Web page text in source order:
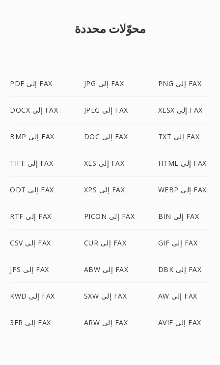
محوّلات محددة
PDF إلى FAX JPG إلى FAX PNG إلى FAX
DOCX إلى FAX JPEG إلى FAX XLSX إلى FAX
BMP إلى FAX DOC إلى FAX TXT إلى FAX
TIFF إلى FAX XLS إلى FAX HTML إلى FAX
ODT إلى FAX XPS إلى FAX WEBP إلى FAX
RTF إلى FAX PICON إلى FAX BIN إلى FAX
CSV إلى FAX CUR إلى FAX GIF إلى FAX
JPS إلى FAX ABW إلى FAX DBK إلى FAX
KWD إلى FAX SXW إلى FAX AW إلى FAX
3FR إلى FAX ARW إلى FAX AVIF إلى FAX